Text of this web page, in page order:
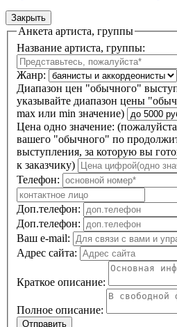
Закрыть
Анкета артиста, группы
Название артиста, группы:
Жанр:
Диапазон цен "обычного"
указывайте диапазон цены
max или min значение)
Цена одно значение:
вашего "обычного" по
выступления, за которую вы
к заказчику)
Телефон:
Доп.телефон:
Доп.телефон:
Ваш e-mail:
Адрес сайта:
Краткое описание:
Полное описание:
Отправить